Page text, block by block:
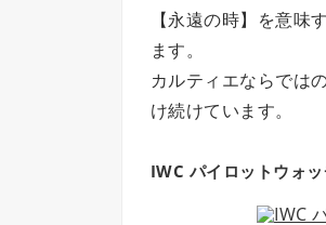
【永遠の時】を意
ます。
カルティエならでは
け続けています。
IWC パイロットウォ